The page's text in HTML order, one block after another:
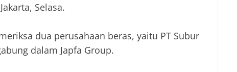
Selasa.
dua perusahaan beras, yaitu PT Subur
dalam Japfa Group.